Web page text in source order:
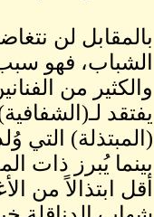
بالمقابل لن
الشباب، فهو
والكثير من
يفتقد
(المبتذلة)
بينما يُبرز ذات
أقل ابتذالاً من